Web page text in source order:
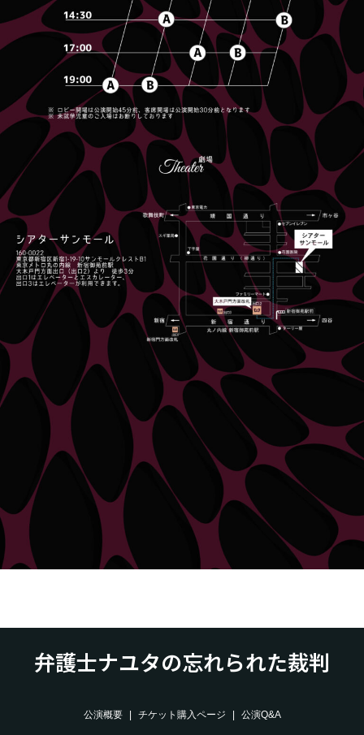
弁護士ナユタの忘れられた裁判
公演概要 チケット購入ページ 公演Q&A